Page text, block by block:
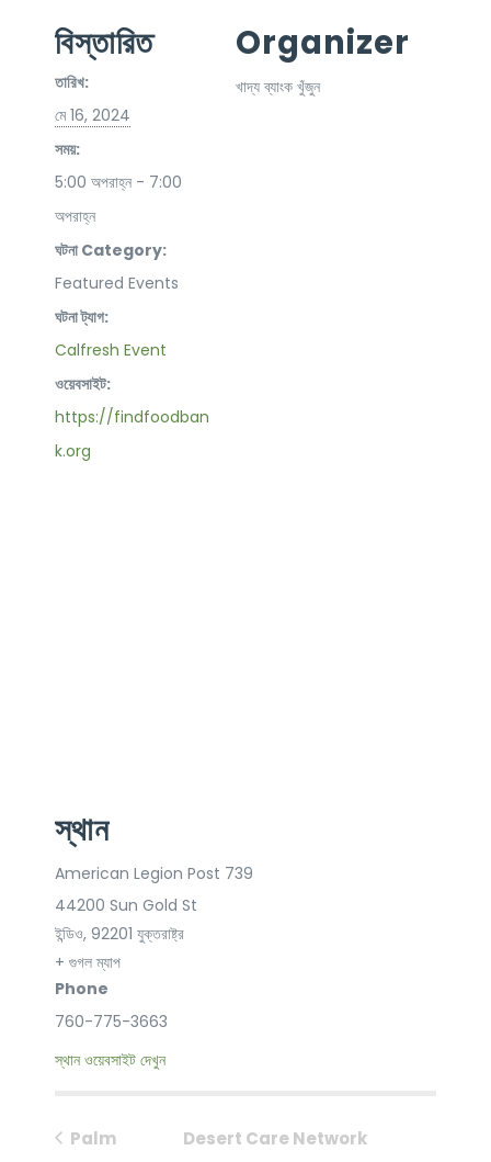
বিস্তারিত
তারিখ:
মে 16, 2024
সময়:
5:00 অপরাহ্ন - 7:00
অপরাহ্ন
ঘটনা Category:
Featured Events
ঘটনা ট্যাগ:
Calfresh Event
ওয়েবসাইট:
https://findfoodban
k.org
Organizer
খাদ্য ব্যাংক খুঁজুন
স্থান
American Legion Post 739
44200 Sun Gold St
ইন্ডিও, 92201 যুক্তরাষ্ট্র
+ গুগল ম্যাপ
Phone
760-775-3663
স্থান ওয়েবসাইট দেখুন
Palm
Desert Care Network